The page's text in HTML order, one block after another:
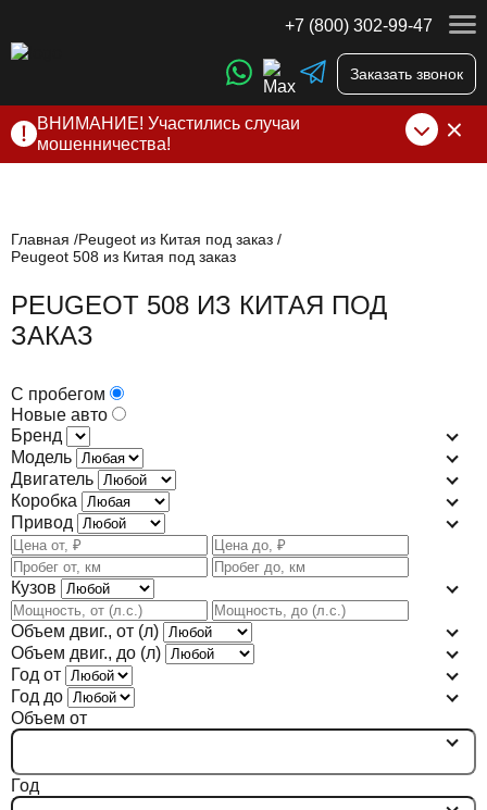
+7 (800) 302-99-47
Заказать звонок
ВНИМАНИЕ! Участились случаи
мошенничества!
нами по официальным контактам
и на сайте
Главная
Peugeot из Китая под заказ
Peugeot 508 из Китая под заказ
PEUGEOT 508 ИЗ КИТАЯ ПОД
ЗАКАЗ
С пробегом
Новые авто
Бренд
Модель
Двигатель
Коробка
Привод
Кузов
Объем двиг., от (л)
Объем двиг., до (л)
Год от
Год до
Объем от
Год